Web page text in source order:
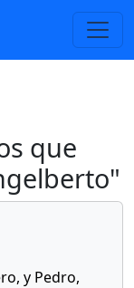
que
y Pedro,